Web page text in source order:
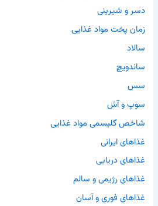
دسر و شیرینی
زمان پخت مواد غذایی
سالاد
ساندویچ
سس
سوپ و آش
شاخص گلیسمی مواد غذایی
غذاهای ایرانی
غذاهای دریایی
غذاهای رژیمی و سالم
غذاهای فوری و آسان